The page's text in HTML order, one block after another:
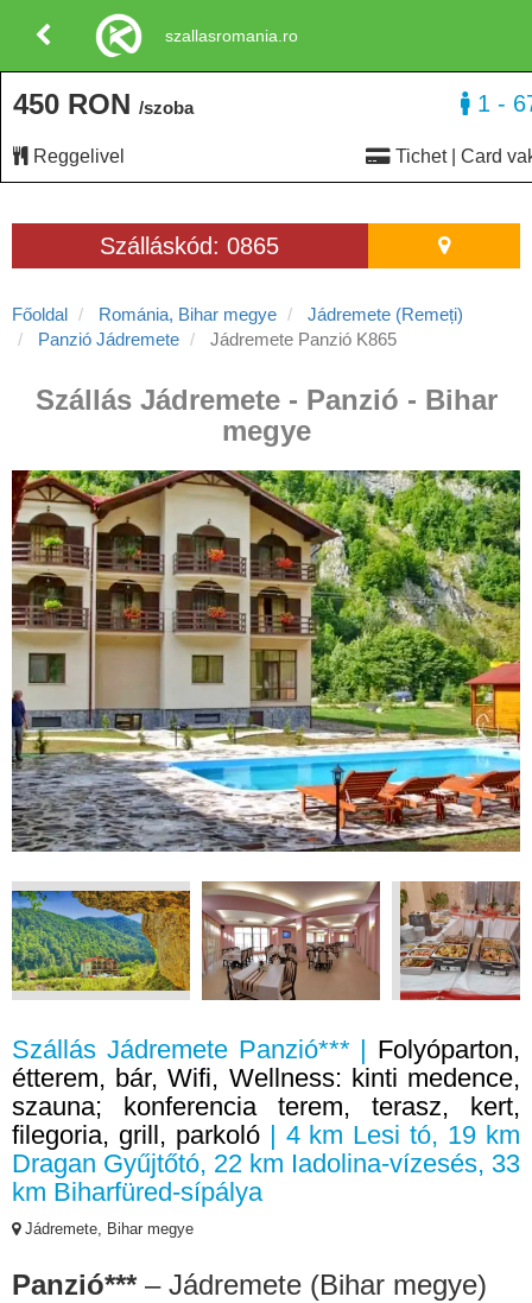
Szálláskód: 0865
Főoldal Románia, Bihar megye
Jádremete (Remeți)
Panzió Jádremete
Jádremete Panzió K865
Szállás Jádremete - Panzió - Bihar
megye
Szállás Jádremete Panzió*** | Folyóparton,
étterem, bár, Wifi, Wellness: kinti medence,
szauna; konferencia terem, terasz, kert,
filegoria, grill, parkoló| 4 km Lesi tó, 19 km
Dragan Gyűjtőtó, 22 km Iadolina-vízesés, 33
km Biharfüred-sípálya
Jádremete, Bihar megye
Panzió*** – Jádremete (Bihar megye)
450 RON /szoba
Reggelivel Tichet | Card
1 -
szallasromania.ro